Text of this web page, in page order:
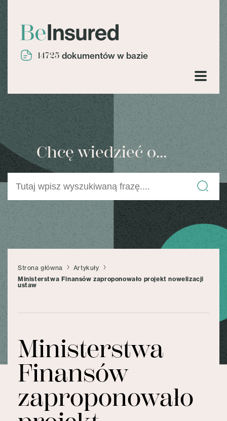
14725 dokumentów w bazie
Chcę wiedzieć o...
Strona główna
Artykuły
Ministerstwa Finansów zaproponowało projekt nowelizacji
ustaw
Ministerstwa
Finansów
zaproponowało